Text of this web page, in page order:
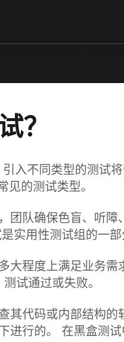
？
入不同类型的测试
的测试类型。
团队确保色盲、听障
实用性测试组的一部
大程度上满足业务需
试通过或失败。
其代码或内部结构的
进行的。 在黑盒测